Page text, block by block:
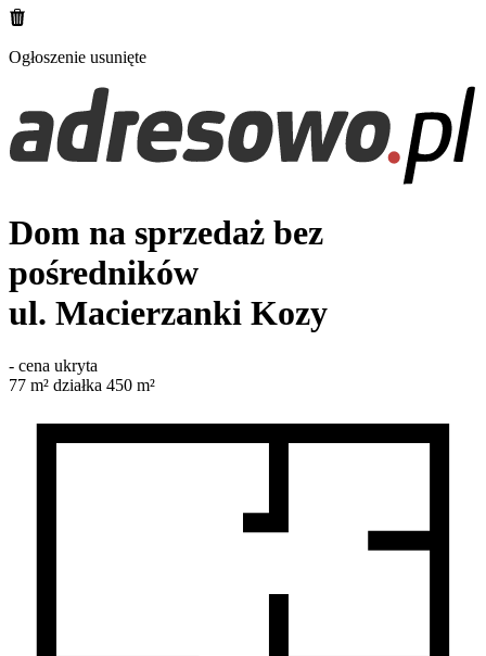
Ogłoszenie usunięte
Dom na sprzedaż bez
pośredników
ul. Macierzanki Kozy
- cena ukryta
77 m² działka 450 m²